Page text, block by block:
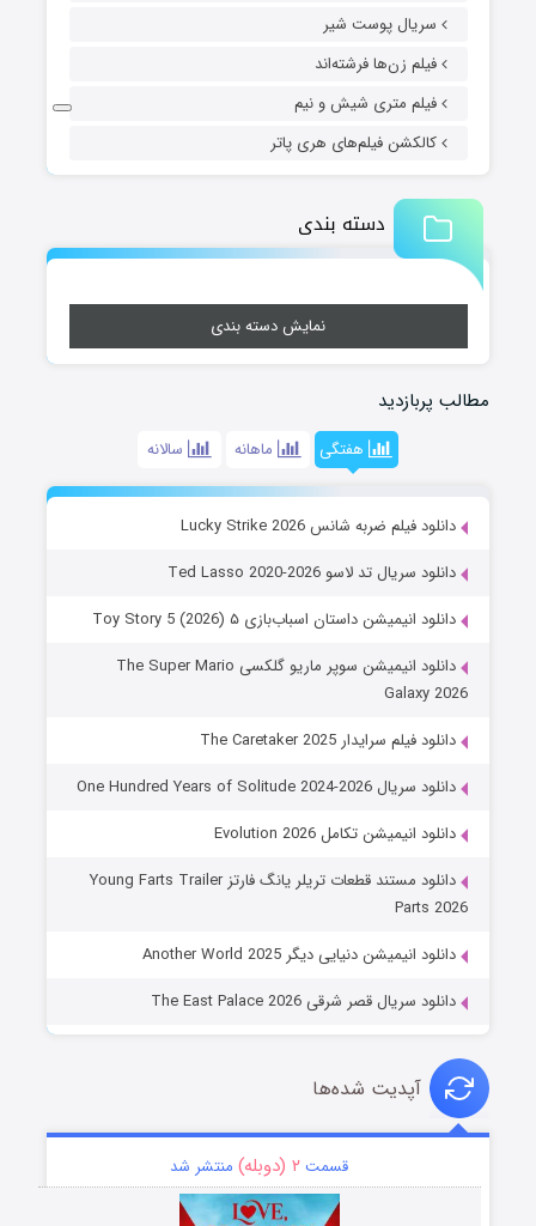
سریال پوست شیر
فیلم زن‌ها فرشته‌اند
فیلم متری شیش و نیم
کالکشن فیلم‌های هری پاتر
دسته بندی
نمایش دسته بندی
مطالب پربازدید
هفتگی ماهانه سالانه
دانلود فیلم ضربه شانس Lucky Strike 2026
دانلود سریال تد لاسو Ted Lasso 2020-2026
دانلود انیمیشن داستان اسباب‌بازی ۵ Toy Story 5 (2026)
دانلود انیمیشن سوپر ماریو گلکسی The Super Mario
Galaxy 2026
دانلود فیلم سرایدار The Caretaker 2025
دانلود سریال One Hundred Years of Solitude 2024-2026
دانلود انیمیشن تکامل Evolution 2026
دانلود مستند قطعات تریلر یانگ فارتز Young Farts Trailer
Parts 2026
دانلود انیمیشن دنیایی دیگر Another World 2025
دانلود سریال قصر شرقی The East Palace 2026
آپدیت شده‌ها
قسمت ۲ (دوبله) منتشر شد